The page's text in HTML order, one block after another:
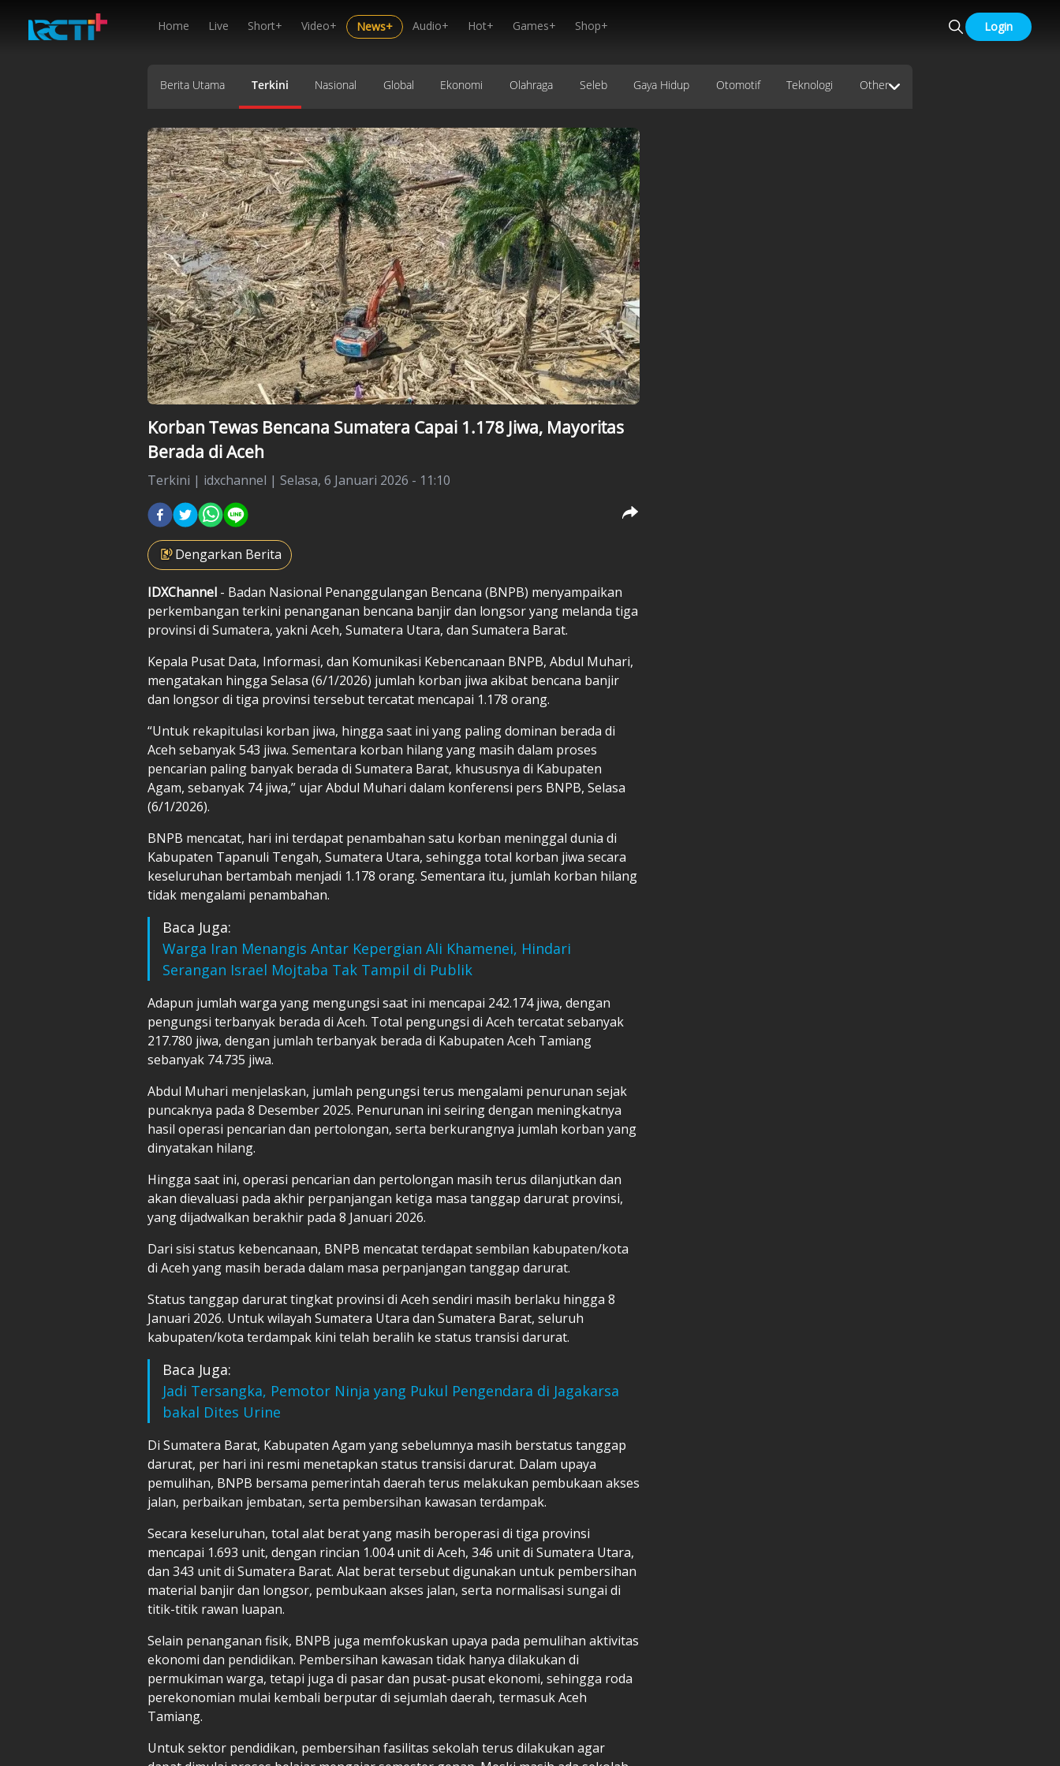
Home Live Short+ Video+ News+ Audio+ Hot+ Games+ Shop+ Login
Berita Utama Terkini Nasional Global Ekonomi Olahraga Seleb Gaya Hidup Otomotif Teknologi Other
Korban Tewas Bencana Sumatera Capai 1.178 Jiwa, Mayoritas
Berada di Aceh
Terkini | idxchannel | Selasa, 6 Januari 2026 - 11:10
Dengarkan Berita
IDXChannel - Badan Nasional Penanggulangan Bencana (BNPB) menyampaikan
perkembangan terkini penanganan bencana banjir dan longsor yang melanda tiga
provinsi di Sumatera, yakni Aceh, Sumatera Utara, dan Sumatera Barat.
Kepala Pusat Data, Informasi, dan Komunikasi Kebencanaan BNPB, Abdul Muhari,
mengatakan hingga Selasa (6/1/2026) jumlah korban jiwa akibat bencana banjir
dan longsor di tiga provinsi tersebut tercatat mencapai 1.178 orang.
“Untuk rekapitulasi korban jiwa, hingga saat ini yang paling dominan berada di
Aceh sebanyak 543 jiwa. Sementara korban hilang yang masih dalam proses
pencarian paling banyak berada di Sumatera Barat, khususnya di Kabupaten
Agam, sebanyak 74 jiwa,” ujar Abdul Muhari dalam konferensi pers BNPB, Selasa
(6/1/2026).
BNPB mencatat, hari ini terdapat penambahan satu korban meninggal dunia di
Kabupaten Tapanuli Tengah, Sumatera Utara, sehingga total korban jiwa secara
keseluruhan bertambah menjadi 1.178 orang. Sementara itu, jumlah korban hilang
tidak mengalami penambahan.
Baca Juga:
Warga Iran Menangis Antar Kepergian Ali Khamenei, Hindari
Serangan Israel Mojtaba Tak Tampil di Publik
Adapun jumlah warga yang mengungsi saat ini mencapai 242.174 jiwa, dengan
pengungsi terbanyak berada di Aceh. Total pengungsi di Aceh tercatat sebanyak
217.780 jiwa, dengan jumlah terbanyak berada di Kabupaten Aceh Tamiang
sebanyak 74.735 jiwa.
Abdul Muhari menjelaskan, jumlah pengungsi terus mengalami penurunan sejak
puncaknya pada 8 Desember 2025. Penurunan ini seiring dengan meningkatnya
hasil operasi pencarian dan pertolongan, serta berkurangnya jumlah korban yang
dinyatakan hilang.
Hingga saat ini, operasi pencarian dan pertolongan masih terus dilanjutkan dan
akan dievaluasi pada akhir perpanjangan ketiga masa tanggap darurat provinsi,
yang dijadwalkan berakhir pada 8 Januari 2026.
Dari sisi status kebencanaan, BNPB mencatat terdapat sembilan kabupaten/kota
di Aceh yang masih berada dalam masa perpanjangan tanggap darurat.
Status tanggap darurat tingkat provinsi di Aceh sendiri masih berlaku hingga 8
Januari 2026. Untuk wilayah Sumatera Utara dan Sumatera Barat, seluruh
kabupaten/kota terdampak kini telah beralih ke status transisi darurat.
Baca Juga:
Jadi Tersangka, Pemotor Ninja yang Pukul Pengendara di Jagakarsa
bakal Dites Urine
Di Sumatera Barat, Kabupaten Agam yang sebelumnya masih berstatus tanggap
darurat, per hari ini resmi menetapkan status transisi darurat. Dalam upaya
pemulihan, BNPB bersama pemerintah daerah terus melakukan pembukaan akses
jalan, perbaikan jembatan, serta pembersihan kawasan terdampak.
Secara keseluruhan, total alat berat yang masih beroperasi di tiga provinsi
mencapai 1.693 unit, dengan rincian 1.004 unit di Aceh, 346 unit di Sumatera Utara,
dan 343 unit di Sumatera Barat. Alat berat tersebut digunakan untuk pembersihan
material banjir dan longsor, pembukaan akses jalan, serta normalisasi sungai di
titik-titik rawan luapan.
Selain penanganan fisik, BNPB juga memfokuskan upaya pada pemulihan aktivitas
ekonomi dan pendidikan. Pembersihan kawasan tidak hanya dilakukan di
permukiman warga, tetapi juga di pasar dan pusat-pusat ekonomi, sehingga roda
perekonomian mulai kembali berputar di sejumlah daerah, termasuk Aceh
Tamiang.
Untuk sektor pendidikan, pembersihan fasilitas sekolah terus dilakukan agar